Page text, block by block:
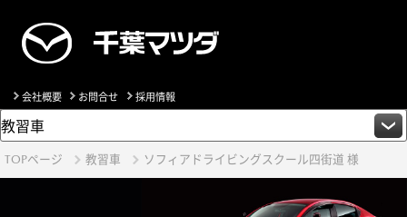
会社概要 お問合せ 採用情報
TOPページ 教習車 ソフィアドライビングスクール四街道 様